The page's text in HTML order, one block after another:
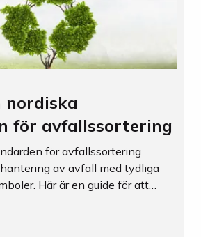
nordiska
för avfallssortering
för avfallssortering
av avfall med tydliga
Här är en guide för att